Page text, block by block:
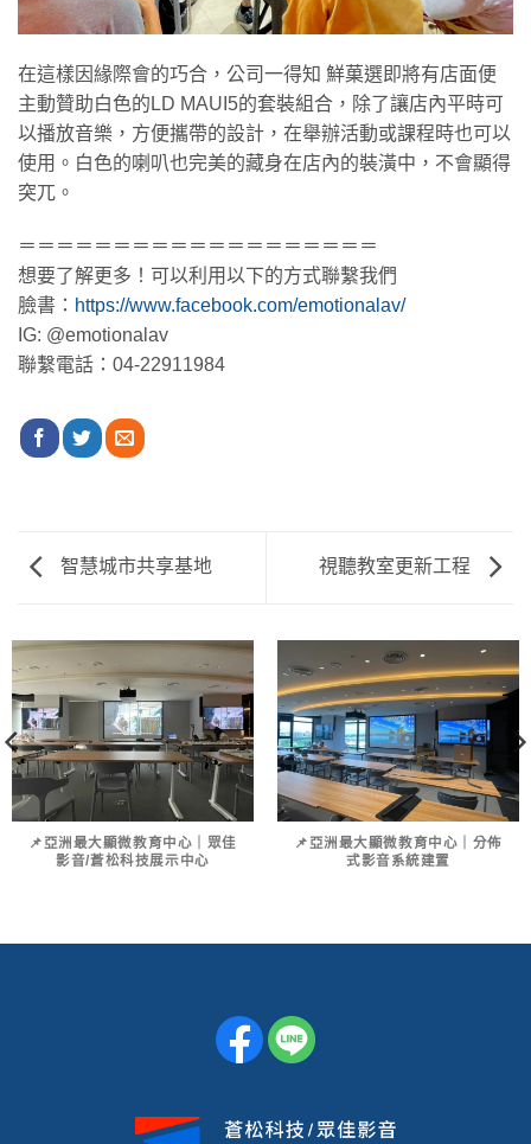
在這樣因緣際會的巧合，公司一得知 鮮菓選即將有店面便
主動贊助白色的LD MAUI5的套裝組合，除了讓店內平時可
以播放音樂，方便攜帶的設計，在舉辦活動或課程時也可以
使用。白色的喇叭也完美的藏身在店內的裝潢中，不會顯得
突兀。
＝＝＝＝＝＝＝＝＝＝＝＝＝＝＝＝＝＝＝
想要了解更多！可以利用以下的方式聯繫我們
臉書： https://www.facebook.com/emotionalav/
IG: @emotionalav
聯繫電話：04-22911984
智慧城市共享基地 視聽教室更新工程
📌亞洲最大顯微教育中心｜眾佳
影音/蒼松科技展示中心
📌亞洲最大顯微教育中心｜分佈
式影音系統建置